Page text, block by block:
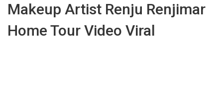
Makeup Artist Renju Renjimar
Home Tour Video Viral